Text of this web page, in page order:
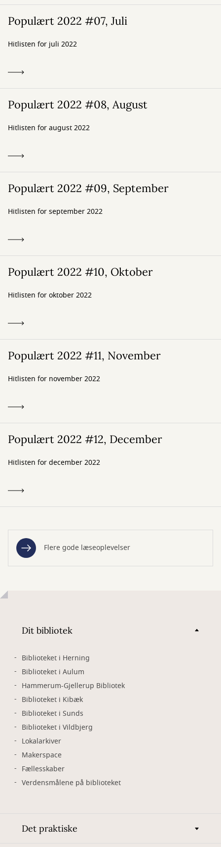
Populært 2022 #07, Juli
Hitlisten for juli 2022
Populært 2022 #08, August
Hitlisten for august 2022
Populært 2022 #09, September
Hitlisten for september 2022
Populært 2022 #10, Oktober
Hitlisten for oktober 2022
Populært 2022 #11, November
Hitlisten for november 2022
Populært 2022 #12, December
Hitlisten for december 2022
Flere gode læseoplevelser
Dit bibliotek
Biblioteket i Herning
Biblioteket i Aulum
Hammerum-Gjellerup Bibliotek
Biblioteket i Kibæk
Biblioteket i Sunds
Biblioteket i Vildbjerg
Lokalarkiver
Makerspace
Fællesskaber
Verdensmålene på biblioteket
Det praktiske